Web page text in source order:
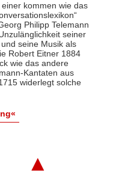
kommen wie das
Philipp Telemann
seiner
seine Musik als
Robert Eitner 1884
wie das andere
Kantaten aus
widerlegt solche
▲